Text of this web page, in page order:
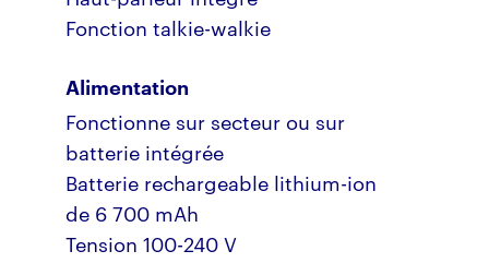
Fonction talkie-walkie
Alimentation
Fonctionne sur secteur ou sur
batterie intégrée
Batterie rechargeable lithium-ion
de 6 700 mAh
Tension 100-240 V